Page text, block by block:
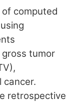
computed
tumor
cancer.
retrospective